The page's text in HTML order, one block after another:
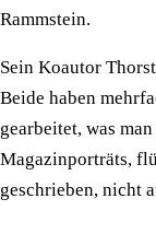
Rammstein.
Sein Koautor
Beide haben
gearbeitet, was
Magazinporträts,
geschrieben, nicht